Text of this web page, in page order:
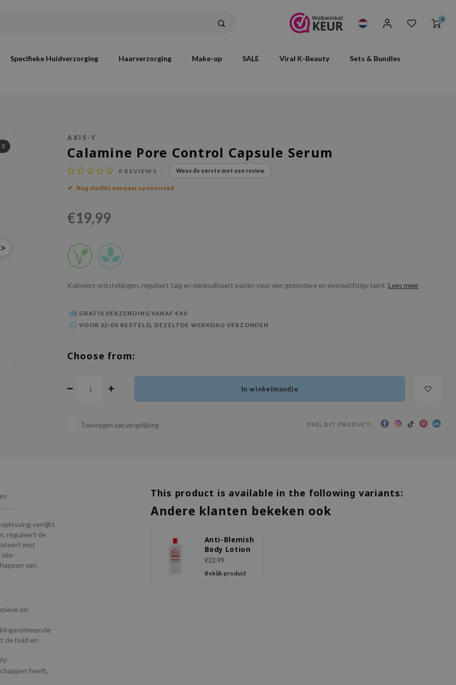
0
Specifieke Huidverzorging Haarverzorging Make-up SALE Viral K-Beauty Sets & Bundles
3
AXIS-Y
Calamine Pore Control Capsule Serum
0 REVIEWS Wees de eerste met een review
Nog slechts een paar op voorraad
€19,99
Kalmeert ontstekingen, reguleert talg en minimaliseert poriën voor een gezondere en evenwichtige teint. Lees meer
GRATIS VERZENDING VANAF €40
VOOR 22:00 BESTELD, DEZELFDE WERKDAG VERZONDEN
Choose from:
In winkelmandje
Toevoegen aan vergelijking DEEL DIT PRODUCT:
verrijkt
reguleert de
met
van
en
de huid en
heeft,
This product is available in the following variants:
Andere klanten bekeken ook
Anti-Blemish
Body Lotion
€22,99
Bekijk product